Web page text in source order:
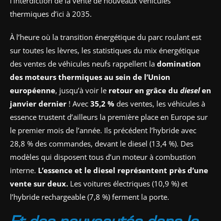
thermiques d’ici à 2035.
À l’heure où la transition énergétique du parc roulant est
sur toutes les lèvres, les statistiques du mix énergétique
des ventes de véhicules neufs rappellent la domination
des moteurs thermiques au sein de l’Union
européenne, jusqu’à voir le retour en grâce du dieselen
janvier dernier ! Avec 35,2 % des ventes, les véhicules à
essence trustent d’ailleurs la première place en Europe sur
le premier mois de l’année. Ils précédent l’hybride avec
28,8 % des commandes, devant le diesel (13,4 %). Des
modèles qui disposent tous d’un moteur à combustion
interne. L’essence et le diesel représentent près d’une
vente sur deux. Les voitures électriques (10,9 %) et
l’hybride rechargeable (7,8 %) ferment la porte.